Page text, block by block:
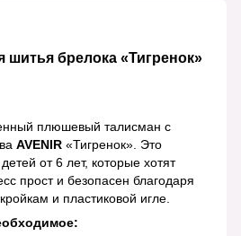
шитья брелока «Тигренок»
плюшевый талисман с
AVENIR «Тигренок». Это
от 6 лет, которые хотят
прост и безопасен благодаря
и пластиковой игле.